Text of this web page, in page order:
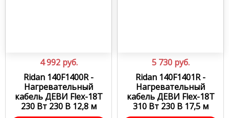
4 992 руб.
Ridan 140F1400R -
Нагревательный
кабель ДЕВИ Flex-18T
230 Вт 230 В 12,8 м
5 730 руб.
Ridan 140F1401R -
Нагревательный
кабель ДЕВИ Flex-18T
310 Вт 230 В 17,5 м